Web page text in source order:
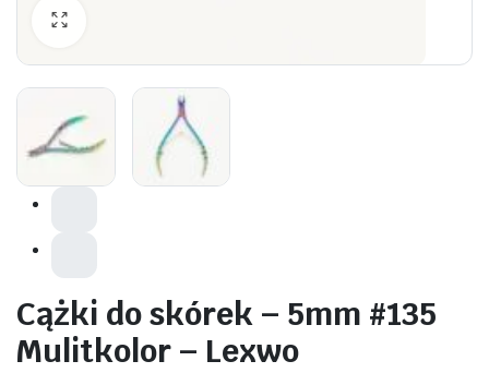
Cążki do skórek – 5mm #135
Mulitkolor – Lexwo